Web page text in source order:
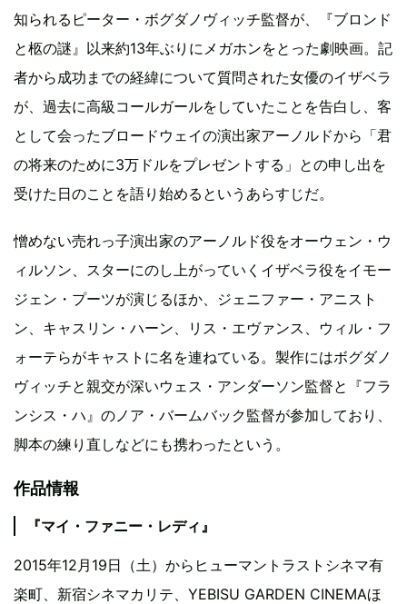
知られるピーター・ボグダノヴィッチ監督が、『ブロンド
と柩の謎』以来約13年ぶりにメガホンをとった劇映画。記
者から成功までの経緯について質問された女優のイザベラ
が、過去に高級コールガールをしていたことを告白し、客
として会ったブロードウェイの演出家アーノルドから「君
の将来のために3万ドルをプレゼントする」との申し出を
受けた日のことを語り始めるというあらすじだ。
憎めない売れっ子演出家のアーノルド役をオーウェン・ウ
ィルソン、スターにのし上がっていくイザベラ役をイモー
ジェン・プーツが演じるほか、ジェニファー・アニスト
ン、キャスリン・ハーン、リス・エヴァンス、ウィル・フ
ォーテらがキャストに名を連ねている。製作にはボグダノ
ヴィッチと親交が深いウェス・アンダーソン監督と『フラ
ンシス・ハ』のノア・バームバック監督が参加しており、
脚本の練り直しなどにも携わったという。
作品情報
『マイ・ファニー・レディ』
2015年12月19日（土）からヒューマントラストシネマ有
楽町、新宿シネマカリテ、YEBISU GARDEN CINEMAほ